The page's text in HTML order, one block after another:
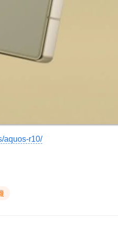
aquos-r10/